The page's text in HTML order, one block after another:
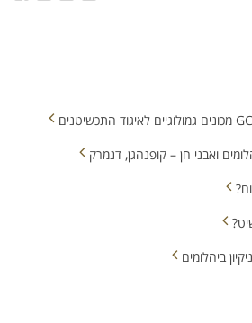
ואבני חן – קופנהגן, דנמרק
ביהלומים